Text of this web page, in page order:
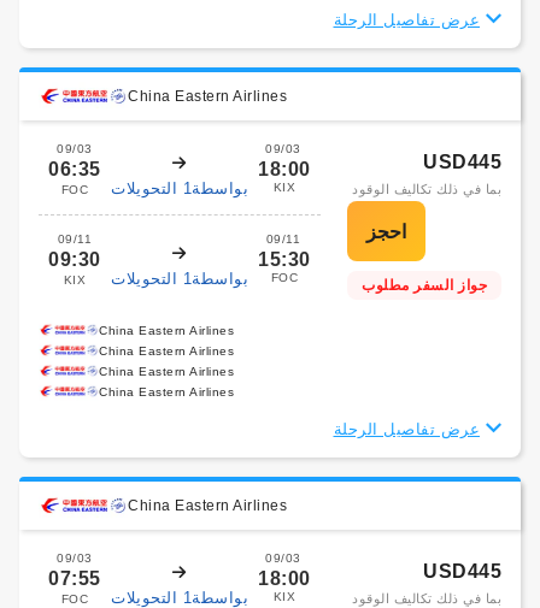
عرض تفاصيل الرحلة
China Eastern Airlines
09/03
06:35
FOC بواسطة1 التحويلات
09/03
18:00
KIX
09/11
09:30
KIX بواسطة1 التحويلات
09/11
15:30
FOC
USD445
بما في ذلك تكاليف الوقود
جواز السفر مطلوب
China Eastern Airlines
China Eastern Airlines
China Eastern Airlines
China Eastern Airlines
عرض تفاصيل الرحلة
China Eastern Airlines
09/03
07:55
FOC بواسطة1 التحويلات
09/03
18:00
KIX
USD445
بما في ذلك تكاليف الوقود